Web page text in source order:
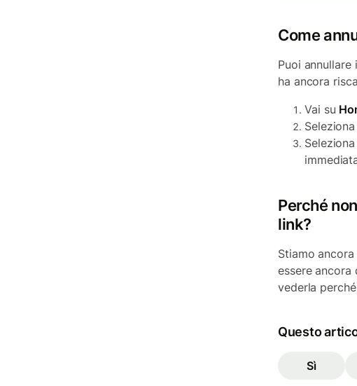
Come
Puoi
ha ancora
Vai su
Perché
link?
Stiamo
essere
vederla
Questo
Sì